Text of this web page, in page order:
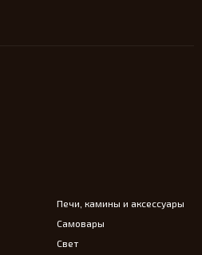
Печи, камины и аксессуары
Самовары
Свет